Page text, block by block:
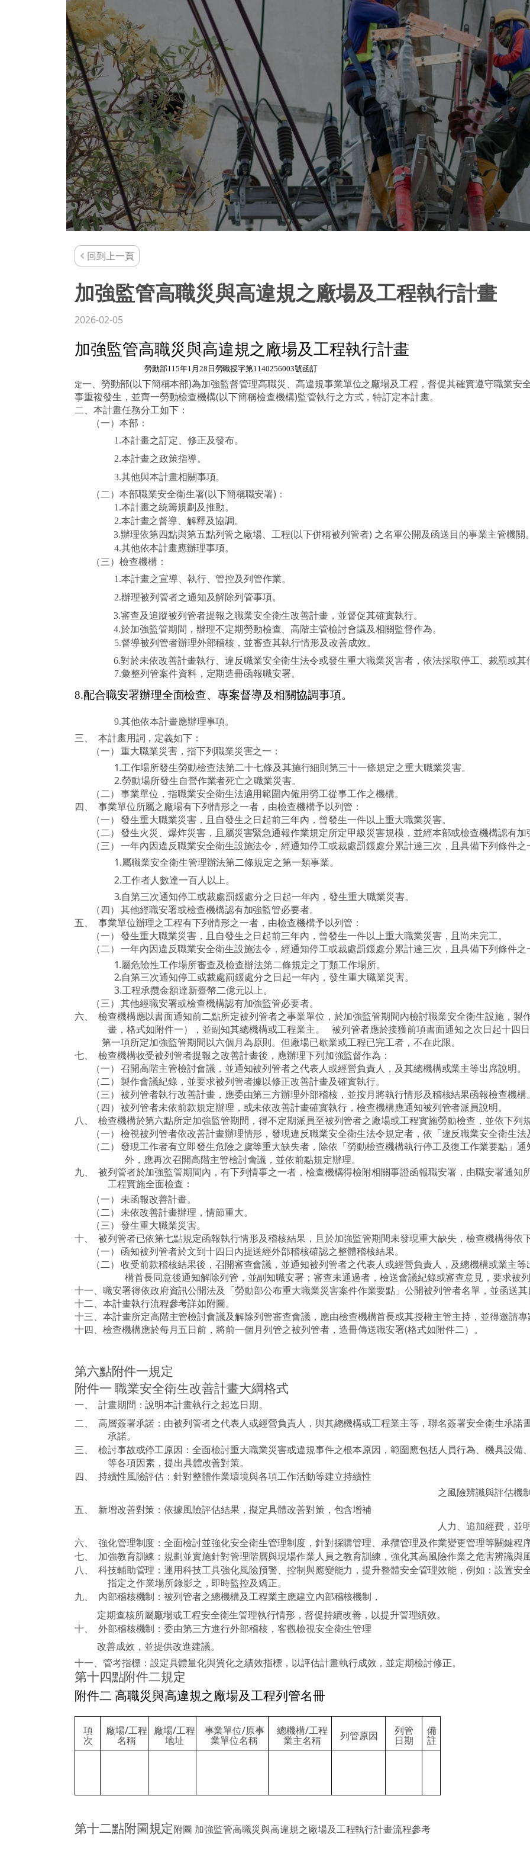
回到上一頁
加強監管高職災與高違規之廠場及工程執行計畫
2026-02-05
加強監管高職災與高違規之廠場及工程執行計畫
勞動部115年1 月28 日勞職授字第1140256003號函訂
定一、勞動部(以下簡稱本部)為加強監督管理高職災、高違規事業單位之廠場及工程，督促其確實遵守職業安
事重複發生，並齊一勞動檢查機構(以下簡稱檢查機構)監管執行之方式，特訂定本計畫。
二、本計畫任務分工如下：
（一）本部：
1.本計畫之訂定、修正及發布。
2.本計畫之政策指導。
3.其他與本計畫相關事項。
（二）本部職業安全衛生署(以下簡稱職安署) ：
1.本計畫之統籌規劃及推動。
2.本計畫之督導、解釋及協調。
3.辦理依第四點與第五點列管之廠場、工程(以下併稱被列管者) 之名單公開及函送目的事業主管機關。
4.其他依本計畫應辦理事項。
（三）檢查機構：
1.本計畫之宣導、執行、管控及列管作業。
2.辦理被列管者之通知及解除列管事項。
3.審查及追蹤被列管者提報之職業安全衛生改善計畫，並督促其確實執行。
4.於加強監管期間，辦理不定期勞動檢查、高階主管檢討會議及相關監督作為。
5.督導被列管者辦理外部稽核，並審查其執行情形及改善成效。
6.對於未依改善計畫執行、違反職業安全衛生法令或發生重大職業災害者，依法採取停工、裁罰或其
7.彙整列管案件資料，定期造冊函報職安署。
8.配合職安署辦理全面檢查、專案督導及相關協調事項。
9.其他依本計畫應辦理事項。
三、
本計畫用詞，定義如下：
（一） 重大職業災害，指下列職業災害之一：
1.工作場所發生勞動檢查法第二十七條及其施行細則第三十一條規定之重大職業災害。
2.勞動場所發生自營作業者死亡之職業災害。
（二） 事業單位，指職業安全衛生法適用範圍內僱用勞工從事工作之機構。
四、
事業單位所屬之廠場有下列情形之一者，由檢查機構予以列管：
（一） 發生重大職業災害，且自發生之日起前三年內，曾發生一件以上重大職業災害。
（二） 發生火災、爆炸災害，且屬災害緊急通報作業規定所定甲級災害規模，並經本部或檢查機構認有加
（三） 一年內因違反職業安全衛生設施法令，經通知停工或裁處罰鍰處分累計達三次，且具備下列條件之
1.屬職業安全衛生管理辦法第二條規定之第一類事業。
2.工作者人數達一百人以上。
3.自第三次通知停工或裁處罰鍰處分之日起一年內，發生重大職業災害。
（四） 其他經職安署或檢查機構認有加強監管必要者。
五、
事業單位辦理之工程有下列情形之一者，由檢查機構予以列管：
（一） 發生重大職業災害，且自發生之日起前三年內，曾發生一件以上重大職業災害，且尚未完工。
（二） 一年內因違反職業安全衛生設施法令，經通知停工或裁處罰鍰處分累計達三次，且具備下列條件之
1.屬危險性工作場所審查及檢查辦法第二條規定之丁類工作場所。
2.自第三次通知停工或裁處罰鍰處分之日起一年內，發生重大職業災害。
3.工程承攬金額達新臺幣二億元以上。
（三） 其他經職安署或檢查機構認有加強監管必要者。
六、
檢查機構應以書面通知前二點所定被列管者之事業單位，於加強監管期間內檢討職業安全衛生設施，製
畫，格式如附件一），並副知其總機構或工程業主。
被列管者應於接獲前項書面通知之次日起十四
第一項所定加強監管期間以六個月為原則。但廠場已歇業或工程已完工者，不在此限。
七、
檢查機構收受被列管者提報之改善計畫後，應辦理下列加強監督作為：
（一） 召開高階主管檢討會議，並通知被列管者之代表人或經營負責人，及其總機構或業主等出席說明。
（二） 製作會議紀錄，並要求被列管者據以修正改善計畫及確實執行。
（三） 被列管者執行改善計畫，應委由第三方辦理外部稽核，並按月將執行情形及稽核結果函報檢查機構。
（四） 被列管者未依前款規定辦理，或未依改善計畫確實執行，檢查機構應通知被列管者派員說明。
八、
檢查機構於第六點所定加強監管期間，得不定期派員至被列管者之廠場或工程實施勞動檢查，並依下列
（一） 檢視被列管者依改善計畫辦理情形，發現違反職業安全衛生法令規定者，依「違反職業安全衛生法
（二） 發現工作者有立即發生危險之虞等重大缺失者，除依「勞動檢查機構執行停工及復工作業要點」
外，應再次召開高階主管檢討會議，並依前點規定辦理。
九、
被列管者於加強監管期間內，有下列情事之一者，檢查機構得檢附相關事證函報職安署，由職安署通知
工程實施全面檢查：
（一） 未函報改善計畫。
（二） 未依改善計畫辦理，情節重大。
（三） 發生重大職業災害。
十、
被列管者已依第七點規定函報執行情形及稽核結果，且於加強監管期間未發現重大缺失，檢查機構得依
（一） 函知被列管者於文到十四日內提送經外部稽核確認之整體稽核結果。
（二） 收受前款稽核結果後，召開審查會議，並通知被列管者之代表人或經營負責人，及總機構或業主
構首長同意後通知解除列管，並副知職安署；審查未通過者，檢送會議紀錄或審查意見，要求被
十一、 職安署得依政府資訊公開法及「勞動部公布重大職業災害案件作業要點」公開被列管者名單，並函送其
十二、 本計畫執行流程參考詳如附圖。
十三、 本計畫所定高階主管檢討會議及解除列管審查會議，應由檢查機構首長或其授權主管主持，並得邀請專
十四、 檢查機構應於每月五日前，將前一個月列管之被列管者，造冊傳送職安署(格式如附件二）。
第六點附件一規定
附件一 職業安全衛生改善計畫大綱格式
一、
計畫期間：說明本計畫執行之起迄日期。
二、
高層簽署承諾：由被列管者之代表人或經營負責人，與其總機構或工程業主等，聯名簽署安全衛生承諾
承諾。
三、
檢討事故或停工原因：全面檢討重大職業災害或違規事件之根本原因，範圍應包括人員行為、機具設備
等各項因素，提出具體改善對策。
四、
持續性風險評估：針對整體作業環境與各項工作活動等建立持續性
之風險辨識與評估機
五、
新增改善對策：依據風險評估結果，擬定具體改善對策，包含增補
人力、追加經費，並
六、
強化管理制度：全面檢討並強化安全衛生管理制度，針對採購管理、承攬管理及作業變更管理等關鍵程
七、
加強教育訓練：規劃並實施針對管理階層與現場作業人員之教育訓練，強化其高風險作業之危害辨識與風
八、
科技輔助管理：運用科技工具強化風險預警、控制與應變能力，提升整體安全管理效能，例如：設置安
指定之作業場所錄影之，即時監控及矯正。
九、
內部稽核機制：被列管者之總機構及工程業主應建立內部稽核機制，
定期查核所屬廠場或工程安全衛生管理執行情形，督促持續改善，以提升管理績效。
十、
外部稽核機制：委由第三方進行外部稽核，客觀檢視安全衛生管理
改善成效，並提供改進建議。
十一、 管考指標：設定具體量化與質化之績效指標，以評估計畫執行成效，並定期檢討修正。
第十四點附件二規定
附件二 高職災與高違規之廠場及工程列管名冊
項
次
廠場/工程
名稱
廠場/工程
地址
事業單位/原事
業單位名稱
總機構/工程
業主名稱 列管原因 列管
日期
備
註
第十二點附圖規定附圖 加強監管高職災與高違規之廠場及工程執行計畫流程參考